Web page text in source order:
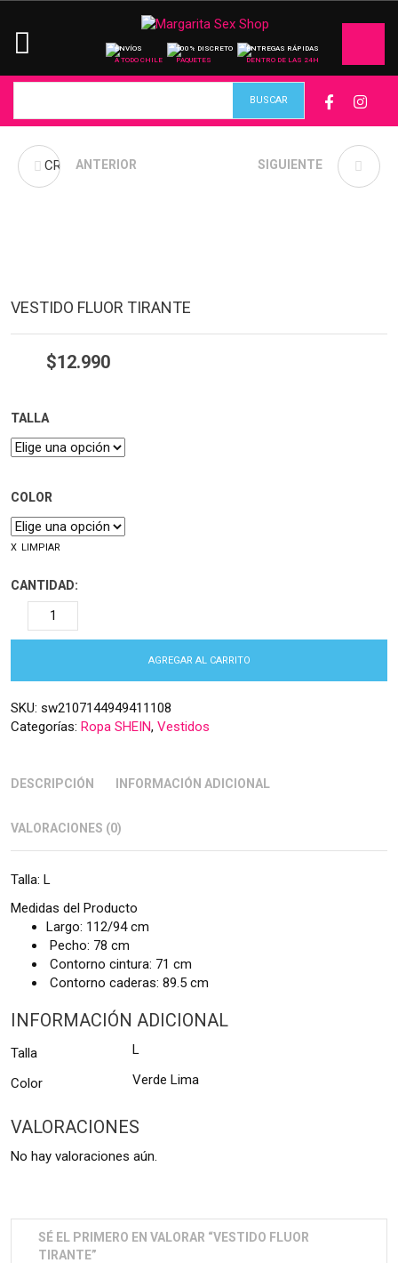
ENVÍOS
A TODO CHILE
100% DISCRETO
PAQUETES
ENTREGAS RÁPIDAS
DENTRO DE LAS 24H
CROP TOP MARGARITA
ANTERIOR CROP TOP TEJIDO
SIGUIENTE
VESTIDO FLUOR TIRANTE
$12.990
TALLA
COLOR
LIMPIAR
CANTIDAD:
AGREGAR AL CARRITO
SKU: sw2107144949411108
Categorías: Ropa SHEIN, Vestidos
DESCRIPCIÓN INFORMACIÓN ADICIONAL
VALORACIONES (0)
Talla: L
Medidas del Producto
Largo: 112/94 cm
Pecho: 78 cm
Contorno cintura: 71 cm
Contorno caderas: 89.5 cm
INFORMACIÓN ADICIONAL
Talla L
Color Verde Lima
VALORACIONES
No hay valoraciones aún.
SÉ EL PRIMERO EN VALORAR “VESTIDO FLUOR
TIRANTE”